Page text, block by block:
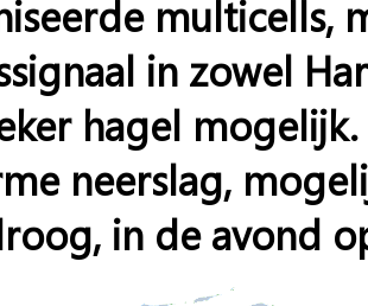
multicells,
in zowel
hagel
neerslag,
in de avond